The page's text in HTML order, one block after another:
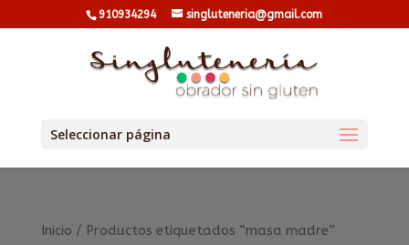
910934294 singluteneria@gmail.com
Seleccionar página
Inicio / Productos etiquetados “masa madre”